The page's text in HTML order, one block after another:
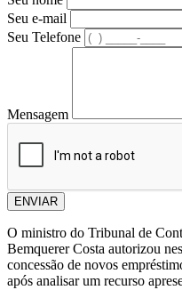
Seu e-mail
Seu Telefone
Mensagem
ENVIAR
O ministro do Tribunal de
Bemquerer Costa autorizou
concessão de novos
após analisar um recurso